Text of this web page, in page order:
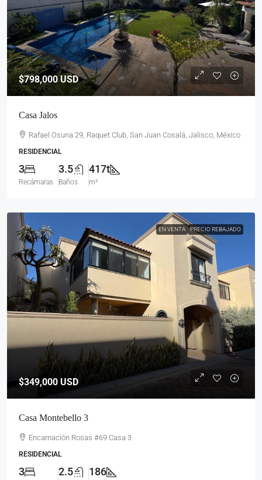
$798,000USD
Casa Jalos
Rafael Osuna 29, Raquet Club, San Juan Cosalá, Jalisco, México
RESIDENCIAL
3
Recámaras
3.5
Baños
417t
m²
EN VENTA PRECIO REBAJADO
$349,000 USD
Casa Montebello 3
Encarnación Rosas #69 Casa 3
RESIDENCIAL
3 2.5 186